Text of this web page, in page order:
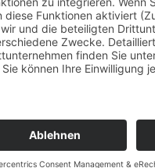
Verein Berliner
100.000 Pakete
erwarten, die